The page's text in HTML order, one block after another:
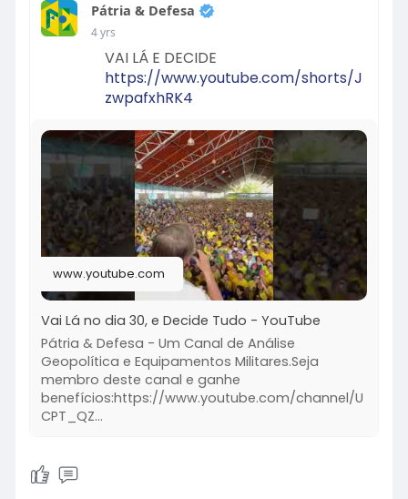
Pátria & Defesa
4 yrs
VAI LÁ E DECIDE
https://www.youtube.com/shorts/J
zwpafxhRK4
www.youtube.com
Vai Lá no dia 30, e Decide Tudo - YouTube
Pátria & Defesa - Um Canal de Análise
Geopolítica e Equipamentos Militares.Seja
membro deste canal e ganhe
benefícios:https://www.youtube.com/channel/U
CPT_QZ...